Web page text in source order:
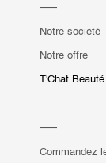
Notre société
Notre offre
T'Chat Beauté
Commandez